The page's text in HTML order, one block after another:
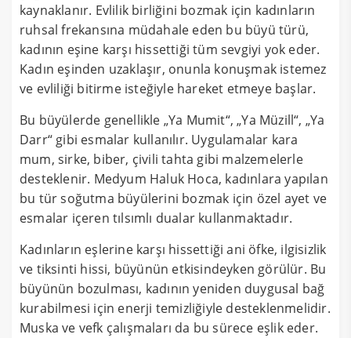
kaynaklanır. Evlilik birliğini bozmak için kadınların
ruhsal frekansına müdahale eden bu büyü türü,
kadının eşine karşı hissettiği tüm sevgiyi yok eder.
Kadın eşinden uzaklaşır, onunla konuşmak istemez
ve evliliği bitirme isteğiyle hareket etmeye başlar.
Bu büyülerde genellikle „Ya Mumit“, „Ya Müzill“, „Ya
Darr“ gibi esmalar kullanılır. Uygulamalar kara
mum, sirke, biber, çivili tahta gibi malzemelerle
desteklenir. Medyum Haluk Hoca, kadınlara yapılan
bu tür soğutma büyülerini bozmak için özel ayet ve
esmalar içeren tılsımlı dualar kullanmaktadır.
Kadınların eşlerine karşı hissettiği ani öfke, ilgisizlik
ve tiksinti hissi, büyünün etkisindeyken görülür. Bu
büyünün bozulması, kadının yeniden duygusal bağ
kurabilmesi için enerji temizliğiyle desteklenmelidir.
Muska ve vefk çalışmaları da bu sürece eşlik eder.